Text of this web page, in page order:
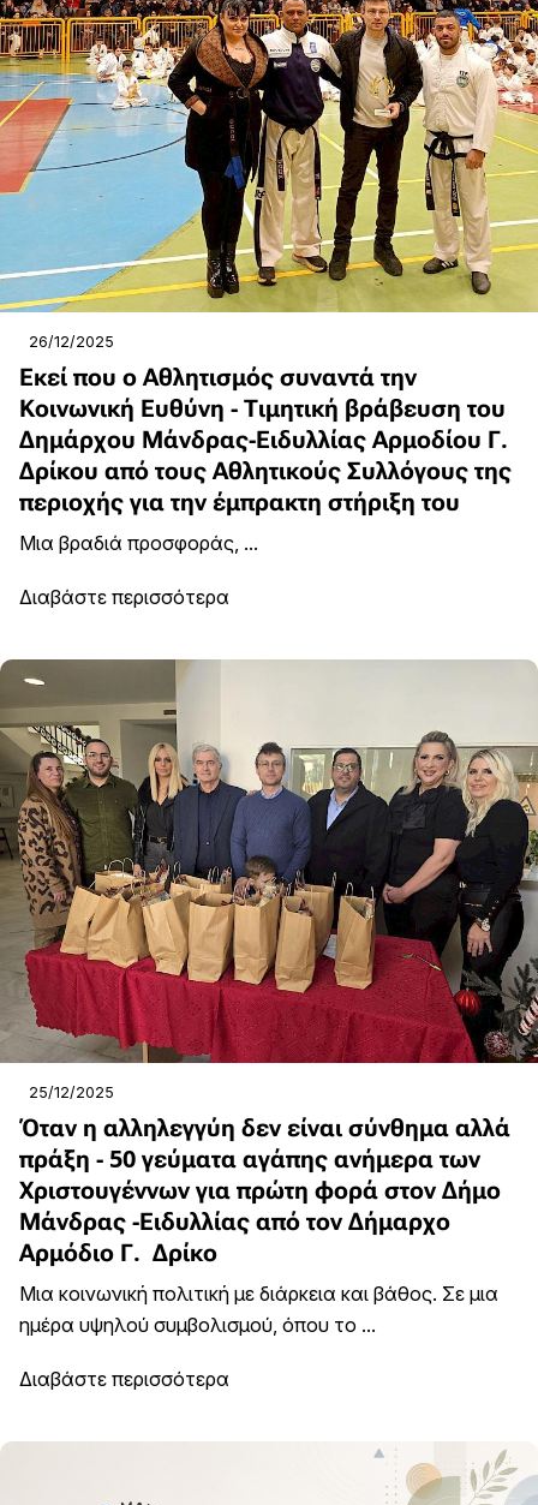
26/12/2025
Εκεί που ο Αθλητισμός συναντά την
Κοινωνική Ευθύνη - Τιμητική βράβευση του
Δημάρχου Μάνδρας-Ειδυλλίας Αρμοδίου Γ.
Δρίκου από τους Αθλητικούς Συλλόγους της
περιοχής για την έμπρακτη στήριξη του
Μια βραδιά προσφοράς, ...
Διαβάστε περισσότερα
25/12/2025
Όταν η αλληλεγγύη δεν είναι σύνθημα αλλά
πράξη - 50 γεύματα αγάπης ανήμερα των
Χριστουγέννων για πρώτη φορά στον Δήμο
Μάνδρας -Ειδυλλίας από τον Δήμαρχο
Αρμόδιο Γ. Δρίκο
Μια κοινωνική πολιτική με διάρκεια και βάθος. Σε μια
ημέρα υψηλού συμβολισμού, όπου το ...
Διαβάστε περισσότερα